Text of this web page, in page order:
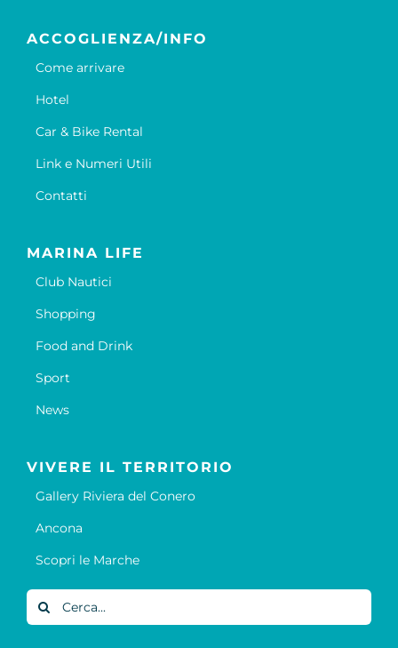
ACCOGLIENZA/INFO
Come arrivare
Hotel
Car & Bike Rental
Link e Numeri Utili
Contatti
MARINA LIFE
Club Nautici
Shopping
Food and Drink
Sport
News
VIVERE IL TERRITORIO
Gallery Riviera del Conero
Ancona
Scopri le Marche
Cerca
per: